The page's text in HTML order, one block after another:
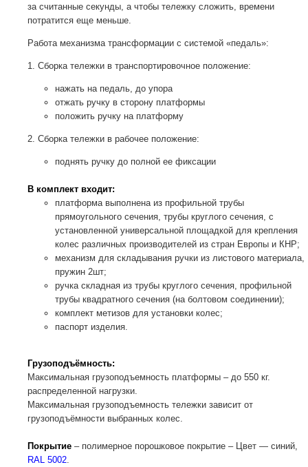
за считанные секунды, а чтобы тележку сложить, времени
потратится еще меньше.
Работа механизма трансформации с системой «педаль»:
1. Сборка тележки в транспортировочное положение:
нажать на педаль, до упора
отжать ручку в сторону платформы
положить ручку на платформу
2. Сборка тележки в рабочее положение:
поднять ручку до полной ее фиксации
В комплект входит:
платформа выполнена из профильной трубы
прямоугольного сечения, трубы круглого сечения, с
установленной универсальной площадкой для крепления
колес различных производителей из стран Европы и КНР;
механизм для складывания ручки из листового материала,
пружин 2шт;
ручка складная из трубы круглого сечения, профильной
трубы квадратного сечения (на болтовом соединении);
комплект метизов для установки колес;
паспорт изделия.
Грузоподъёмность:
Максимальная грузоподъемность платформы – до 550 кг.
распределенной нагрузки.
Максимальная грузоподъемность тележки зависит от
грузоподъёмности выбранных колес.
Покрытие – полимерное порошковое покрытие – Цвет — синий,
RAL 5002